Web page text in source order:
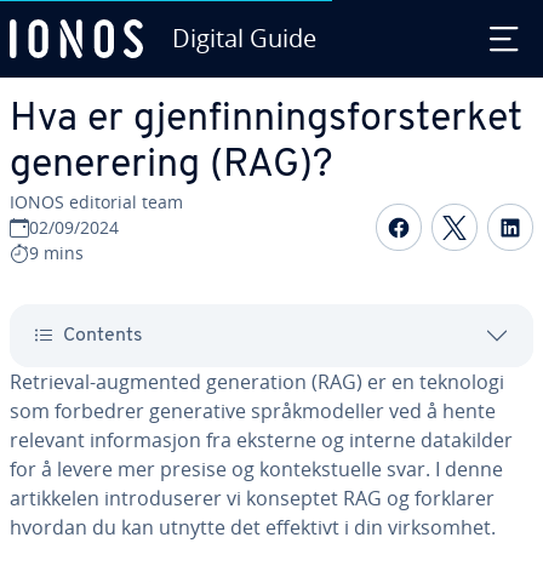
Digital Guide
Hva er gjenfinningsforsterket
generering (RAG)?
IONOS editorial team
02/09/2024
9 mins
Share on
Contents
Retrieval-augmented generation (RAG) er en teknologi
som forbedrer generative språkmodeller ved å hente
relevant informasjon fra eksterne og interne datakilder
for å levere mer presise og kontekstuelle svar. I denne
artikkelen introduserer vi konseptet RAG og forklarer
hvordan du kan utnytte det effektivt i din virksomhet.